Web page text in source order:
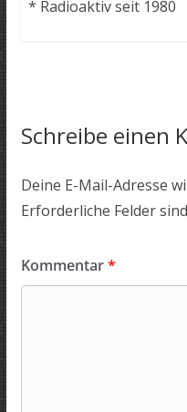
* Radioaktiv seit 1980
Schreibe einen
Deine E-Mail-Adresse
Erforderliche Felder
Kommentar*